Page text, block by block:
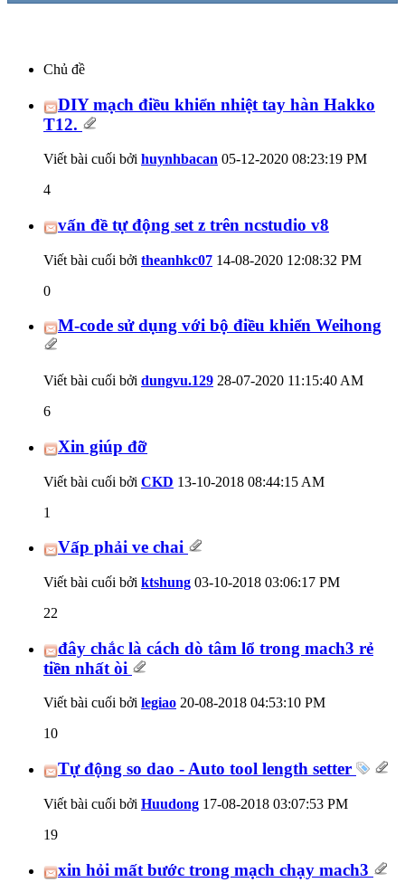
Chủ đề
DIY mạch điều khiển nhiệt tay hàn Hakko
T12.
Viết bài cuối bởi huynhbacan 05-12-2020 08:23:19 PM
4
vấn đề tự động set z trên ncstudio v8
Viết bài cuối bởi theanhkc07 14-08-2020 12:08:32 PM
0
M-code sử dụng với bộ điều khiển Weihong
Viết bài cuối bởi dungvu.129 28-07-2020 11:15:40 AM
6
Xin giúp đỡ
Viết bài cuối bởi CKD 13-10-2018 08:44:15 AM
1
Vấp phải ve chai
Viết bài cuối bởi ktshung 03-10-2018 03:06:17 PM
22
đây chắc là cách dò tâm lổ trong mach3 rẻ
tiền nhất òi
Viết bài cuối bởi legiao 20-08-2018 04:53:10 PM
10
Tự động so dao - Auto tool length setter
Viết bài cuối bởi Huudong 17-08-2018 03:07:53 PM
19
xin hỏi mất bước trong mạch chạy mach3